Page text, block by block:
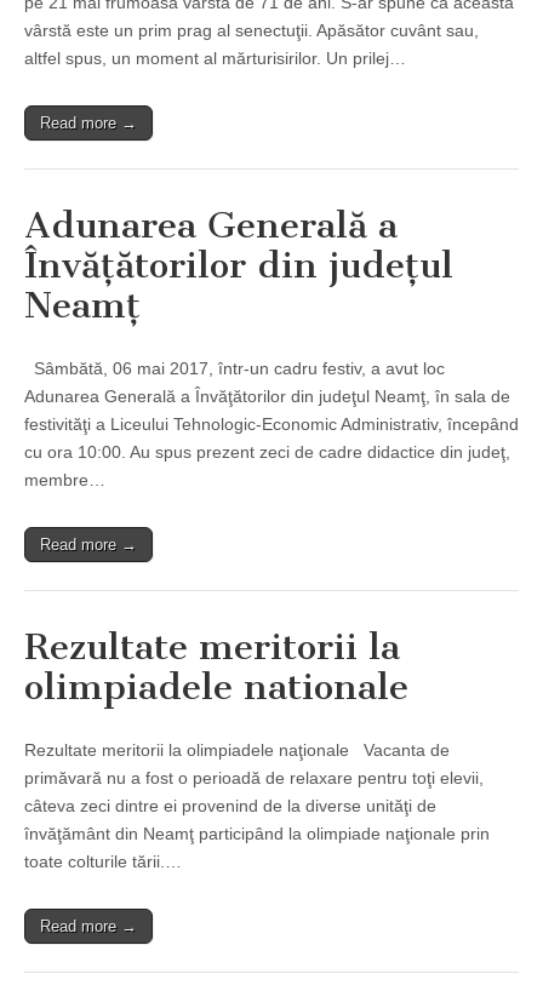
vârstă este un prim prag al senectuţii. Apăsător cuvânt sau,
altfel spus, un moment al mărturisirilor. Un prilej…
Read more →
Adunarea Generală a
Învăţătorilor din judeţul
Neamţ
Sâmbătă, 06 mai 2017, într-un cadru festiv, a avut loc
Adunarea Generală a Învăţătorilor din judeţul Neamţ, în sala de
festivităţi a Liceului Tehnologic-Economic Administrativ, începând
cu ora 10:00. Au spus prezent zeci de cadre didactice din judeţ,
membre…
Read more →
Rezultate meritorii la
olimpiadele nationale
Rezultate meritorii la olimpiadele naţionale Vacanta de
primăvară nu a fost o perioadă de relaxare pentru toţi elevii,
câteva zeci dintre ei provenind de la diverse unităţi de
învăţământ din Neamţ participând la olimpiade naţionale prin
toate colturile tării.…
Read more →